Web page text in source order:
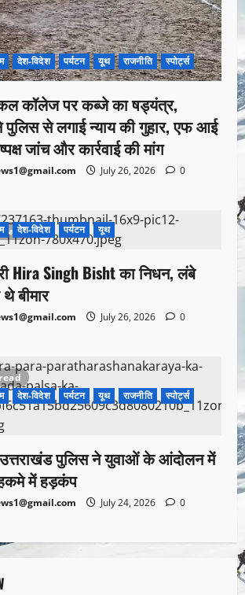
देश-विदेश पर्यटन यूथ राजनीति स्पोर्ट्स
कॉलेज पर कब्जे का षड्यंत्र,
पुलिस से लगाई न्याय की गुहार, एफ आई
जांच और कार्रवाई की मांग
July 26, 2026
0
देश-विदेश पर्यटन यूथ
Hira Singh Bisht का निधन, लंबे
बीमार
July 26, 2026
0
देश-विदेश पर्यटन यूथ राजनीति
स्पोर्ट्स
पुलिस ने युवाओं के आंदोलन में
में हड़कंप
July 24, 2026
0